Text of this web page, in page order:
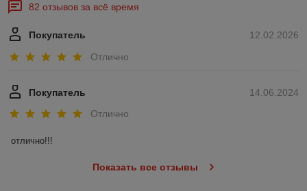
82 отзывов за всё время
12.02.2026
Покупатель
Отлично
14.06.2024
Покупатель
Отлично
отлично!!!
Показать все отзывы